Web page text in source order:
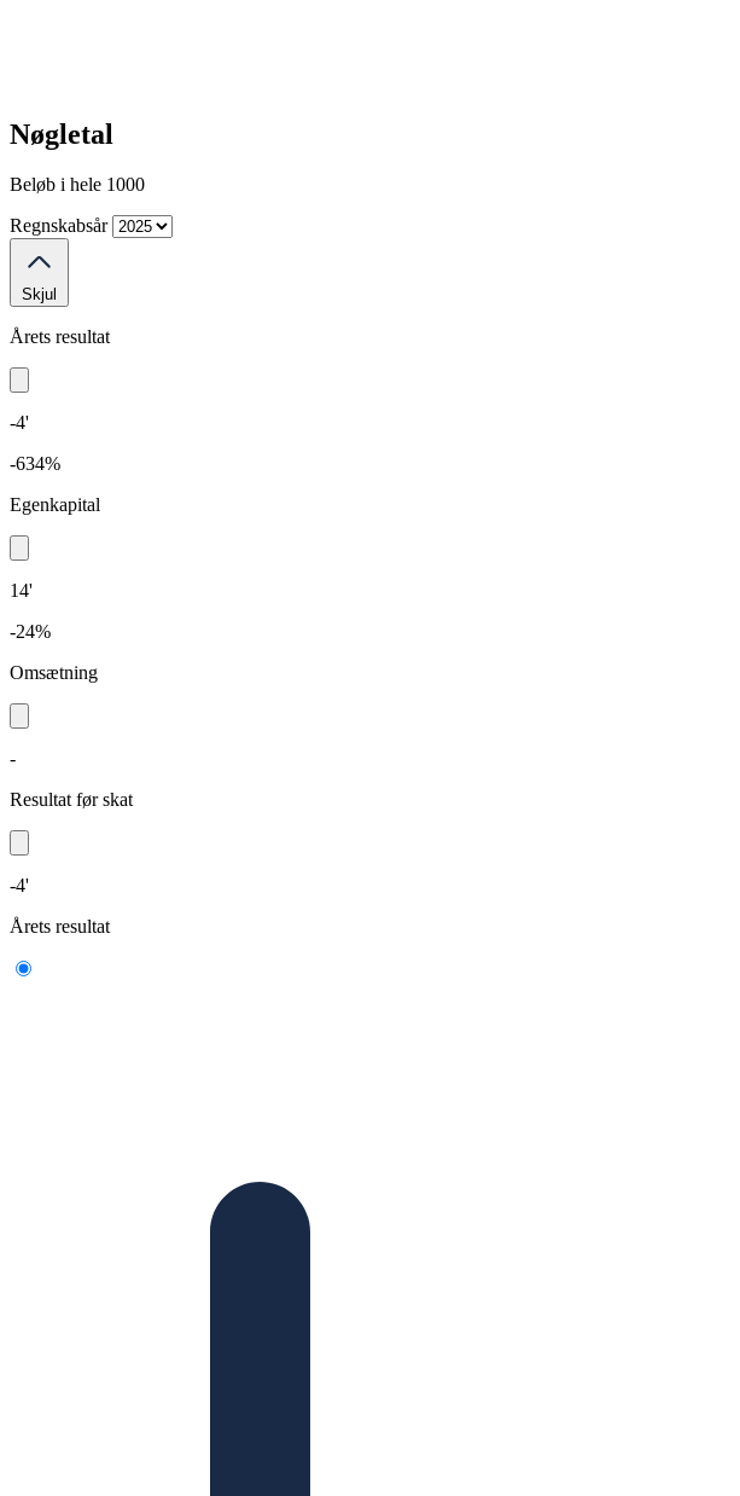
Nøgletal
Beløb i hele 1000
Regnskabsår
Skjul
Årets resultat
-4'
-634%
Egenkapital
14'
-24%
Omsætning
-
Resultat før skat
-4'
Årets resultat